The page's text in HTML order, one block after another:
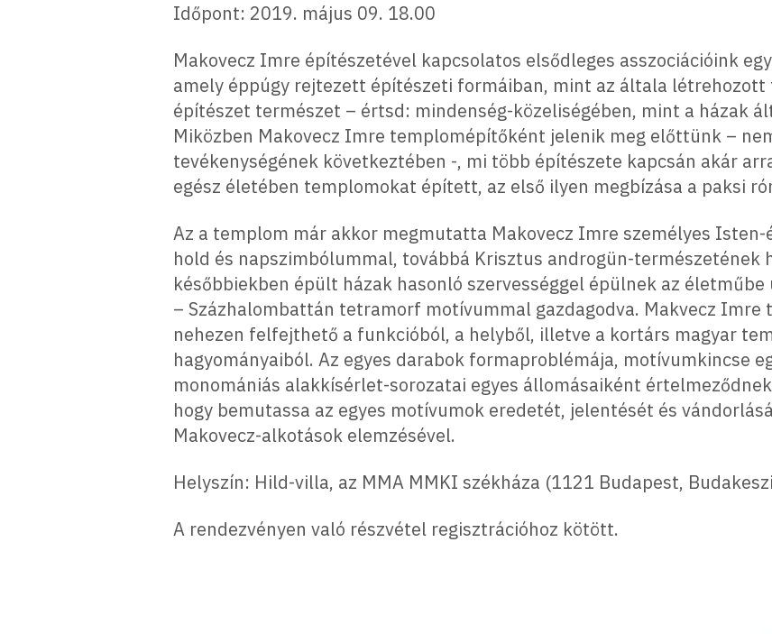
Időpont: 2019. május 09. 18.00
Makovecz Imre építészetével kapcsolatos elsődleges asszociációink
amely éppúgy rejtezett építészeti formáiban, mint az általa létrehozott
építészet természet – értsd: mindenség-közeliségében, mint a házak
Miközben Makovecz Imre templomépítőként jelenik meg előttünk –
tevékenységének következtében -, mi több építészete kapcsán akár
egész életében templomokat épített, az első ilyen megbízása a paksi
Az a templom már akkor megmutatta Makovecz Imre személyes
hold és napszimbólummal, továbbá Krisztus androgün-természetének
későbbiekben épült házak hasonló szervességgel épülnek az
– Százhalombattán tetramorf motívummal gazdagodva. Makvecz
nehezen felfejthető a funkcióból, a helyből, illetve a kortárs magyar
hagyományaiból. Az egyes darabok formaproblémája, motívumkincse
monomániás alakkísérlet-sorozatai egyes állomásaiként
hogy bemutassa az egyes motívumok eredetét, jelentését és
Makovecz-alkotások elemzésével.
Helyszín: Hild-villa, az MMA MMKI székháza (1121 Budapest,
A rendezvényen való részvétel regisztrációhoz kötött.